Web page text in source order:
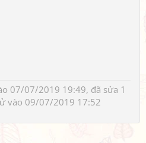
07/07/2019 19:49, đã sửa 1
vào 09/07/2019 17:52